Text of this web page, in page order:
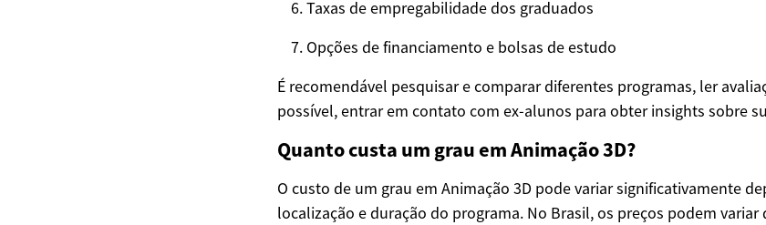
Taxas de empregabilidade dos graduados
Opções de financiamento e bolsas de estudo
É recomendável pesquisar e comparar diferentes programas, ler
possível, entrar em contato com ex-alunos para obter insights sobre
Quanto custa um grau em Animação 3D?
O custo de um grau em Animação 3D pode variar significativamente
localização e duração do programa. No Brasil, os preços podem variar